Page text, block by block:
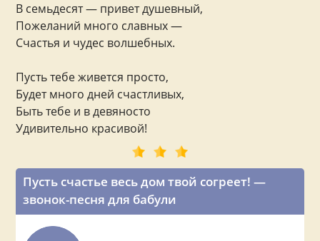
Пусть счастье весь дом твой согреет! —
звонок-песня для бабули
В семьдесят — привет душевный,
Пожеланий много славных —
Счастья и чудес волшебных.
Пусть тебе живется просто,
Будет много дней счастливых,
Быть тебе и в девяносто
Удивительно красивой!